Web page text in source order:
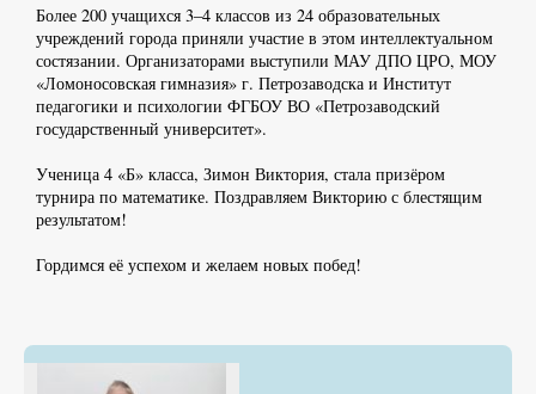
Более 200 учащихся 3–4 классов из 24 образовательных
учреждений города приняли участие в этом интеллектуальном
состязании. Организаторами выступили МАУ ДПО ЦРО, МОУ
«Ломоносовская гимназия» г. Петрозаводска и Институт
педагогики и психологии ФГБОУ ВО «Петрозаводский
государственный университет».
Ученица 4 «Б» класса, Зимон Виктория, стала призёром
турнира по математике. Поздравляем Викторию с блестящим
результатом!
Гордимся её успехом и желаем новых побед!